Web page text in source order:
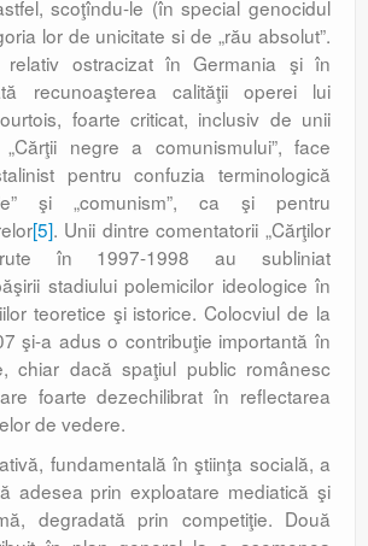
scoţîndu-le (în special genocidul
lor de unicitate si de „rău absolut”.
ostracizat în Germania şi în
recunoaşterea calităţii operei lui
foarte criticat, inclusiv de unii
negre a comunismului”, face
pentru confuzia terminologică
şi „comunism”, ca şi pentru
[5]. Unii dintre comentatorii „Cărţilor
în 1997-1998 au subliniat
stadiului polemicilor ideologice în
teoretice şi istorice. Colocviul de la
şi-a adus o contribuţie importantă în
chiar dacă spaţiul public românesc
foarte dezechilibrat în reflectarea
de vedere.
fundamentală în ştiinţa socială, a
adesea prin exploatare mediatică şi
degradată prin competiţie. Două